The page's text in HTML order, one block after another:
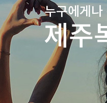
누구에게
제주